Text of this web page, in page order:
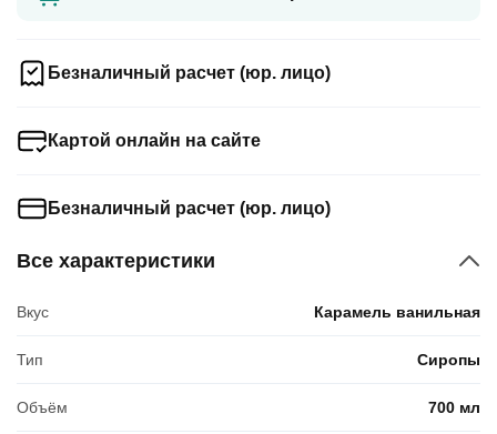
Все характеристики
Вкус Карамель ванильная
Тип Сиропы
Объём 700 мл
Безналичный расчет (юр. лицо)
Картой онлайн на сайте
Безналичный расчет (юр. лицо)